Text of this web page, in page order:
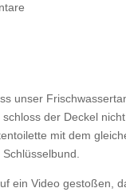
unser
der Deckel
mit dem
ein Video gestoßen,